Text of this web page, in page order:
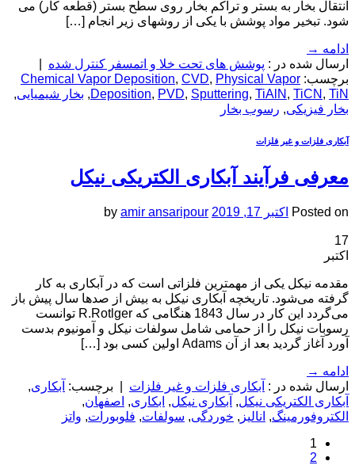
انتقال بخار به بستر و تراکم بخار روی سطح بستر (قطعه کار) می
شود. تبخیر مواد پوشش با یکی از روشهای زیر انجام […]
ادامه →
ارسال شده در : پوشش های تحت خلا و اتمسفر کنترل شده
برچسب:
Chemical Vapor Deposition, CVD, Physical Vapor
Deposition, PVD, Sputtering, TiAlN , TiCN , TiN
, بخار شیمیایی,
بخار فیزیکی, رسوب بخار
آبکاری فلزات و غیر فلزات
معرفی فرآیند آبکاری الکتریکی نیکل
Posted on اکتبر 17, 2019 by amir ansaripour
17
اکتبر
مقدمه نیکل یکی از مهمترین فلزاتی است که در آبکاری به کار
گرفته می‌شود. تاریخچه آبکاری نیکل به بیش از صدها سال پیش باز
می‌گردد این کار در سال 1843 هنگامی که R.Rotlger توانست
رسوبات نیکل را از حمامی شامل سولفات نیکل و آمونیوم بدست
آورد آغاز گردید بعد از آن Adams اولین کسی بود […]
ادامه →
ارسال شده در : آبکاری فلزات و غیر فلزات برچسب: آبکاری,
آبکاری الکتریکی نیکل, آبکاری نیکل, ابکاری, اصفهان,
الکتروفورمینگ, انالیز , خوردگی, سولفات, فلوبورات, واتز
1
2